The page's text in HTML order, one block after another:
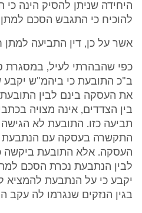
היחידה שניתן להסיק הינה
להוכיח כי התגבש הסכם למתן
אשר על כן, דין התביעה למתן
כפי שהבהרתי לעיל, במסגרת
ב"כ התובעת כי ביהמ"ש יקבע
את העסקה בינם לבין
בין הצדדים, אינה מצויה
תביעה כזו. התובעת לא
התקשרה בעסקה עם הנתבעת
העסקה. אלא התובעת ביקשה
לבין הנתבעת נכרת הסכם
יקבע כי על הנתבעת להמציא
בגין הנזקים שנגרמו לה עקב